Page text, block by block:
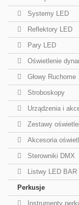
Systemy LED
Reflektory LED
Pary LED
Oświetlenie
Głowy Ruchome
Stroboskopy
Urządzenia i
Zestawy
Akcesoria
Sterowniki DMX
Listwy LED BAR
Perkusje
Instrumenty